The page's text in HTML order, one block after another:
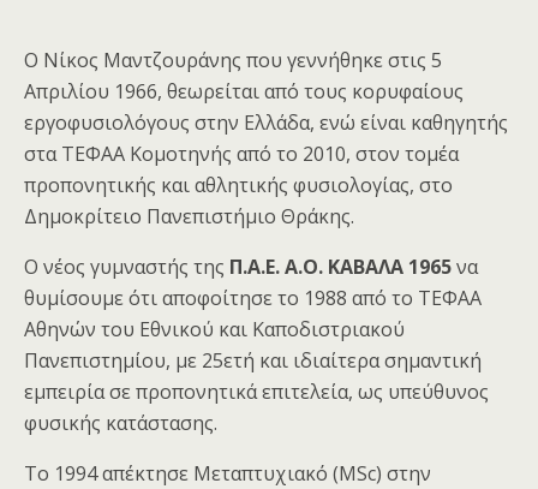
Ο Νίκος Μαντζουράνης που γεννήθηκε στις 5
Απριλίου 1966, θεωρείται από τους κορυφαίους
εργοφυσιολόγους στην Ελλάδα, ενώ είναι καθηγητής
στα ΤΕΦΑΑ Κομοτηνής από το 2010, στον τομέα
προπονητικής και αθλητικής φυσιολογίας, στο
Δημοκρίτειο Πανεπιστήμιο Θράκης.
Ο νέος γυμναστής της Π.Α.Ε. Α.Ο. ΚΑΒΑΛΑ 1965να
θυμίσουμε ότι αποφοίτησε το 1988 από το ΤΕΦΑΑ
Αθηνών του Εθνικού και Καποδιστριακού
Πανεπιστημίου, με 25ετή και ιδιαίτερα σημαντική
εμπειρία σε προπονητικά επιτελεία, ως υπεύθυνος
φυσικής κατάστασης.
Το 1994 απέκτησε Μεταπτυχιακό (MSc) στην